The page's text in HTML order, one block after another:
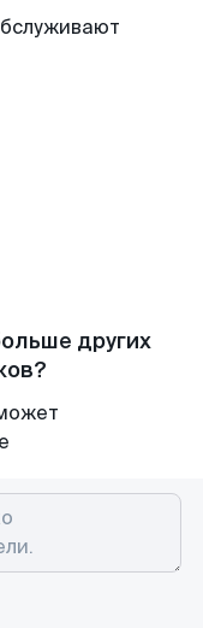
других